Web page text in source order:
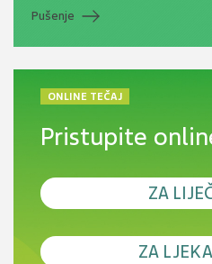
Pušenje
ONLINE TEČAJ
Pristupite
ZA
Debljina - od prevencije
ZA